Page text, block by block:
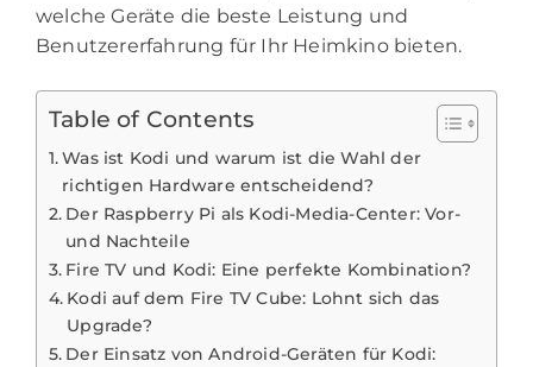
welche Geräte die beste Leistung und
Benutzererfahrung für Ihr Heimkino bieten.
Table of Contents
Was ist Kodi und warum ist die Wahl der
richtigen Hardware entscheidend?
Der Raspberry Pi als Kodi-Media-Center: Vor-
und Nachteile
Fire TV und Kodi: Eine perfekte Kombination?
Kodi auf dem Fire TV Cube: Lohnt sich das
Upgrade?
Der Einsatz von Android-Geräten für Kodi: